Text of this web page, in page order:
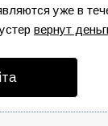
уже в
вернут